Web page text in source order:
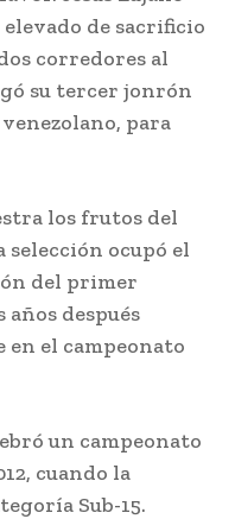
de sacrificio
corredores al
su tercer jonrón
para
los frutos del
selección ocupó el
del primer
después
en el campeonato
un campeonato
cuando la
Sub-15.